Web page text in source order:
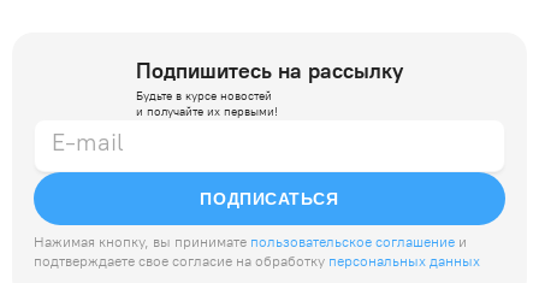
Подпишитесь на рассылку
Будьте в курсе новостей
и получайте их первыми!
ПОДПИСАТЬСЯ
Нажимая кнопку, вы принимате пользовательское соглашение и
подтверждаете свое согласие на обработку персональных данных